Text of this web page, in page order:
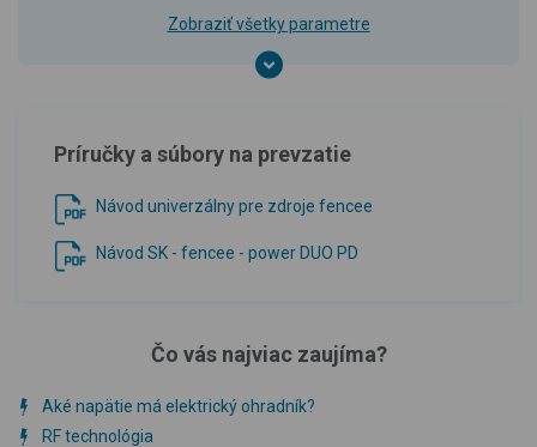
Zobraziť všetky parametre
Príručky a súbory na prevzatie
Návod univerzálny pre zdroje fencee
Návod SK - fencee - power DUO PD
Čo vás najviac zaujíma?
Aké napätie má elektrický ohradník?
RF technológia